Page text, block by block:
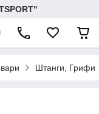
Штанги, Грифи